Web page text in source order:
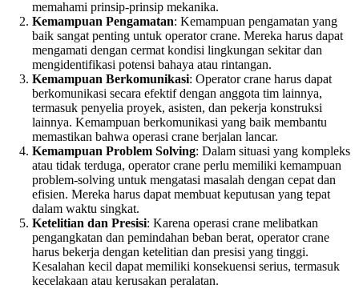
memahami prinsip-prinsip mekanika.
Kemampuan Pengamatan: Kemampuan pengamatan yang
baik sangat penting untuk operator crane. Mereka harus dapat
mengamati dengan cermat kondisi lingkungan sekitar dan
mengidentifikasi potensi bahaya atau rintangan.
Kemampuan Berkomunikasi: Operator crane harus dapat
berkomunikasi secara efektif dengan anggota tim lainnya,
termasuk penyelia proyek, asisten, dan pekerja konstruksi
lainnya. Kemampuan berkomunikasi yang baik membantu
memastikan bahwa operasi crane berjalan lancar.
Kemampuan Problem Solving: Dalam situasi yang kompleks
atau tidak terduga, operator crane perlu memiliki kemampuan
problem-solving untuk mengatasi masalah dengan cepat dan
efisien. Mereka harus dapat membuat keputusan yang tepat
dalam waktu singkat.
Ketelitian dan Presisi: Karena operasi crane melibatkan
pengangkatan dan pemindahan beban berat, operator crane
harus bekerja dengan ketelitian dan presisi yang tinggi.
Kesalahan kecil dapat memiliki konsekuensi serius, termasuk
kecelakaan atau kerusakan peralatan.